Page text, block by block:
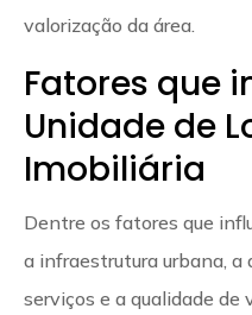
valorização da área.
Fatores que
Unidade de
Imobiliária
Dentre os fatores que
a infraestrutura urbana, a
serviços e a qualidade de